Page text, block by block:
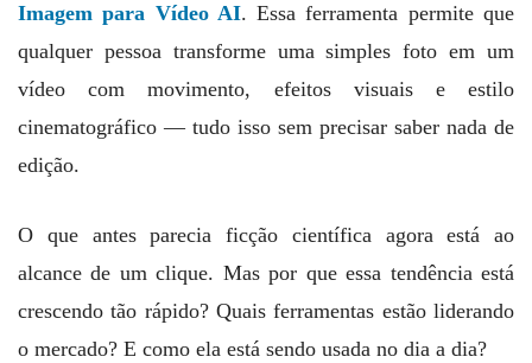
Imagem para Vídeo AI. Essa ferramenta permite que
qualquer pessoa transforme uma simples foto em um
vídeo com movimento, efeitos visuais e estilo
cinematográfico — tudo isso sem precisar saber nada de
edição.
O que antes parecia ficção científica agora está ao
alcance de um clique. Mas por que essa tendência está
crescendo tão rápido? Quais ferramentas estão liderando
o mercado? E como ela está sendo usada no dia a dia?